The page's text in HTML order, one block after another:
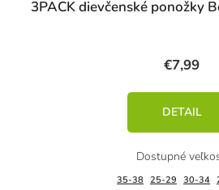
3PACK dievčenské ponožky
€7,99
DETAIL
35-38 25-29 30-34